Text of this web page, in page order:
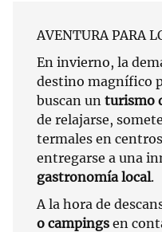
AVENTURA PARA
En invierno, la
destino magnífico
buscan un turismo
de relajarse,
termales en
entregarse a una
gastronomía local.
A la hora de
o campings en